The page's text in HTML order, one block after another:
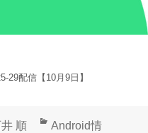
29配信【10月9日】
順
カ
Android情